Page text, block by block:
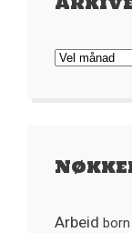
Arkivet
Arbeid born